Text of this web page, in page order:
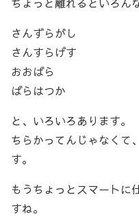
さんずらがし
さんすらげす
おおばら
ばらはつか
と、いろいろあります。
ちらかってんじゃなくて
す。
もうちょっとスマートに
すね。